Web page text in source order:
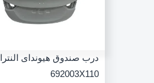
درب صندوق هیوندای النترا
692003X110